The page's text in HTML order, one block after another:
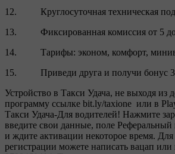
12. Круглосуточная техническая
13. Фиксированная комиссия от 5 до
14. Тарифы: эконом, комфорт,
15. Приведи друга и получи бонус
Устройство в Такси Удача, не выходя из
программу ссылке bit.ly/taxione или в
Такси Удача-Для водителей! Нажмите
введите свои данные, поле Реферальный
и ждите активации некоторое время. Для
регистрации можете написать вацап или